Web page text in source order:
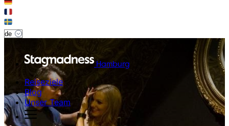
Hamburg
Reiseziele
Blog
Unser Team